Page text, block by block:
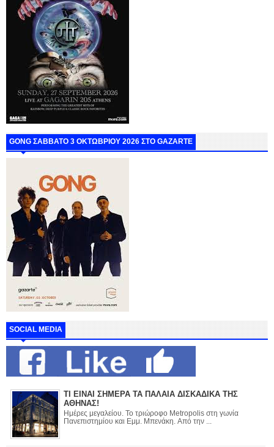
GONG ΣΑΒΒΑΤΟ 3 ΟΚΤΩΒΡΙΟΥ 2026 ΣΤΟ GAZARTE
SOCIAL MEDIA
ΤΙ ΕΙΝΑΙ ΣΗΜΕΡΑ ΤΑ ΠΑΛΑΙΑ ΔΙΣΚΑΔΙΚΑ ΤΗΣ
ΑΘΗΝΑΣ!
Ημέρες μεγαλείου. Το τριώροφο Metropolis στη γωνία
Πανεπιστημίου και Εμμ. Μπενάκη. Από την ...